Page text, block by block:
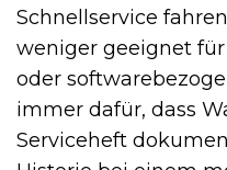
Schnellservice
weniger geeignet
oder
immer dafür, dass
Serviceheft